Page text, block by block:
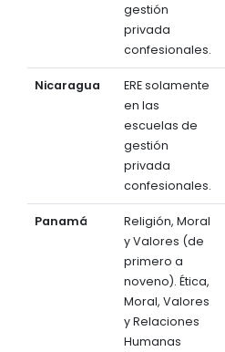
gestión
privada
confesionales.
Nicaragua
ERE solamente
en las
escuelas de
gestión
privada
confesionales.
Panamá
Religión, Moral
y Valores (de
primero a
noveno). Ética,
Moral, Valores
y Relaciones
Humanas